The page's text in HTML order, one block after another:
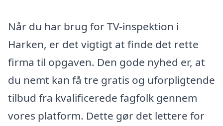
Når du har brug for TV-inspektion i
Harken, er det vigtigt at finde det rette
firma til opgaven. Den gode nyhed er, at
du nemt kan få tre gratis og uforpligtende
tilbud fra kvalificerede fagfolk gennem
vores platform. Dette gør det lettere for